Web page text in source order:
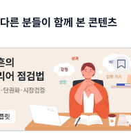
다른 분들이 함께 본 콘텐츠